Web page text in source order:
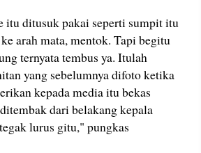
itu ditusuk pakai seperti sumpit itu
arah mata, mentok. Tapi begitu
ternyata tembus ya. Itulah
yang sebelumnya difoto ketika
kepada media itu bekas
dari belakang kepala
lurus gitu," pungkas